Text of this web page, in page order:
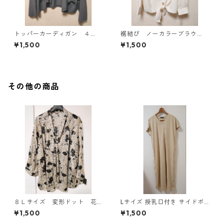
トッパーカーディガン ４
Ｌ グレー KAE-4814
¥1,500
裾結び ノーカラーブラウ
ス ３Ｌ アイボリー KAE-
4813
¥1,500
その他の商品
８Ｌサイズ 変形ドット 花
柄 ボウタイブラウス オフ
ホワイト KAE-4769
¥1,500
Lサイズ 授乳口付き サイドボ
タンデザイン ワンピース マタ
ニティ ベージュ ◆KIY-1303
¥1,500